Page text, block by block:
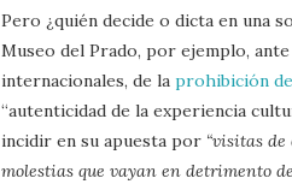
Pero ¿quién decide o dicta en una
Museo del Prado, por ejemplo,
internacionales, de la prohibición
“autenticidad de la experiencia
incidir en su apuesta por “visitas
molestias que vayan en detrimento